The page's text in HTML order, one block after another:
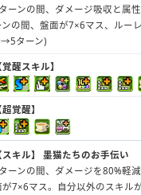
ーンの間、ダメージ吸収と属
ンの間、盤面が7×6マス、ルー
ターン)
覚醒スキル】
超覚醒】
スキル】
墨猫たちのお手伝い
ーンの間、ダメージを80%軽
が7×6マス。自分以外のスキル